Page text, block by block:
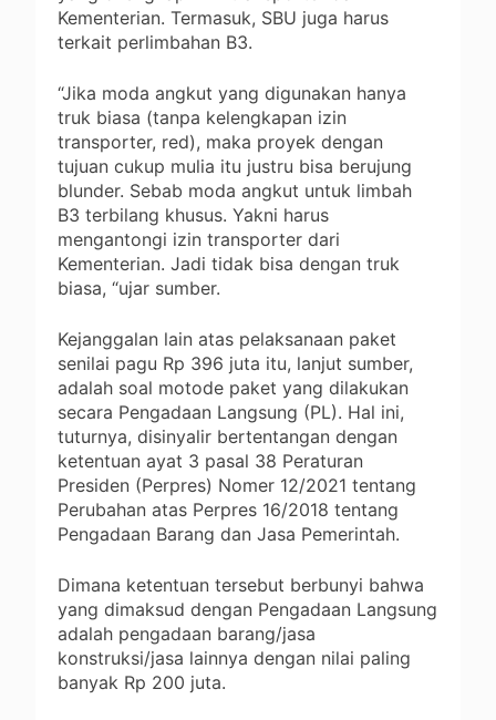
Kementerian. Termasuk, SBU juga harus
terkait perlimbahan B3.
“Jika moda angkut yang digunakan hanya
truk biasa (tanpa kelengkapan izin
transporter, red), maka proyek dengan
tujuan cukup mulia itu justru bisa berujung
blunder. Sebab moda angkut untuk limbah
B3 terbilang khusus. Yakni harus
mengantongi izin transporter dari
Kementerian. Jadi tidak bisa dengan truk
biasa, “ujar sumber.
Kejanggalan lain atas pelaksanaan paket
senilai pagu Rp 396 juta itu, lanjut sumber,
adalah soal motode paket yang dilakukan
secara Pengadaan Langsung (PL). Hal ini,
tuturnya, disinyalir bertentangan dengan
ketentuan ayat 3 pasal 38 Peraturan
Presiden (Perpres) Nomer 12/2021 tentang
Perubahan atas Perpres 16/2018 tentang
Pengadaan Barang dan Jasa Pemerintah.
Dimana ketentuan tersebut berbunyi bahwa
yang dimaksud dengan Pengadaan Langsung
adalah pengadaan barang/jasa
konstruksi/jasa lainnya dengan nilai paling
banyak Rp 200 juta.